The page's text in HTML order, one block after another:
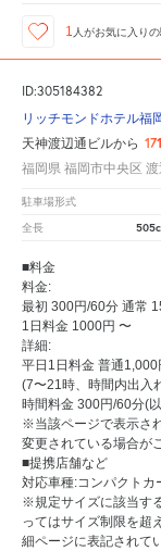
1 人がお気に入り
ID:305184382
リッチモンドホテル福
天神渡辺通ビルから
福岡県 福岡市中央区
駐車場形式
全長
■料金
料金:
最初 300円/60分 通常
1日料金 1000円 〜
詳細:
平日1日料金 普通
(7〜21時、時間内出入
時間料金 300円/60分(
※当該ページで表示さ
変更されている場合が
■提携店舗など
対応車種:コンパクトカ
※規定サイズに該当す
ってはサイズ制限を超
細ページに表記されて